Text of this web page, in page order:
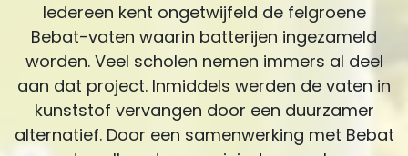
Iedereen kent ongetwijfeld de felgroene
Bebat-vaten waarin batterijen ingezameld
worden. Veel scholen nemen immers al deel
aan dat project. Inmiddels werden de vaten in
kunststof vervangen door een duurzamer
alternatief. Door een samenwerking met Bebat